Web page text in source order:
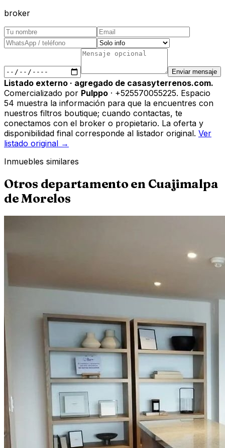
broker
Enviar mensaje
Listado externo · agregado de casasyterrenos.com.
Comercializado por Pulppo · +525570055225. Espacio
54 muestra la información para que la encuentres con
nuestros filtros boutique; cuando contactas, te
conectamos con el broker o propietario. La oferta y
disponibilidad final corresponde al listador original. Ver
listado original →
Inmuebles similares
Otros departamentoen Cuajimalpa
de Morelos